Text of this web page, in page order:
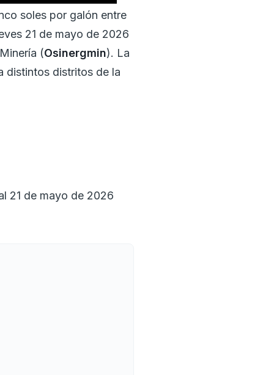
soles por galón entre
21 de mayo de 2026
(Osinergmin). La
distintos distritos de la
21 de mayo de 2026